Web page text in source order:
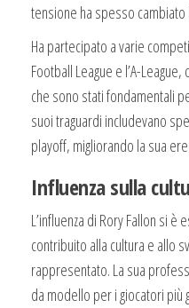
tensione ha spesso
Ha partecipato a varie
Football League e l’A-
che sono stati fondamentali
suoi traguardi includevano
playoff, migliorando la sua
Influenza sulla
L’influenza di Rory Fallon si
contribuito alla cultura e allo
rappresentato. La sua
da modello per i giocatori più